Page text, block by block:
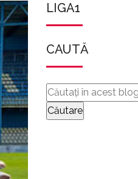
LIGA1
CAUTĂ